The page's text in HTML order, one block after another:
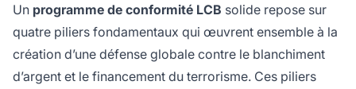
Un programme de conformité LCB solide repose sur
quatre piliers fondamentaux qui œuvrent ensemble à la
création d’une défense globale contre le blanchiment
d’argent et le financement du terrorisme. Ces piliers